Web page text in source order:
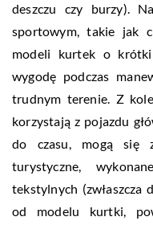
deszczu czy burzy).
sportowym, takie jak
modeli kurtek o
wygodę podczas
trudnym terenie. Z
korzystają z pojazdu
do czasu, mogą się
turystyczne,
tekstylnych (zwłaszcza
od modelu kurtki,